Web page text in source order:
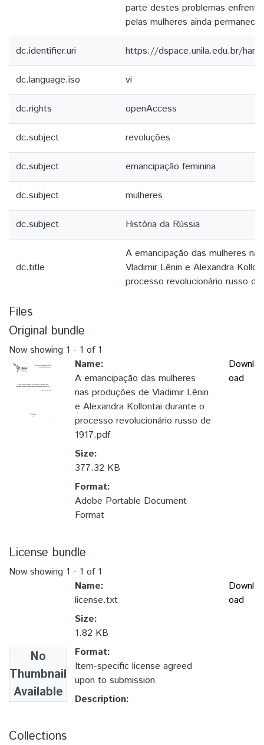
parte destes problemas
pelas mulheres ainda
dc.identifier.uri https://dspace.unila.edu.br/
dc.language.iso vi
dc.rights openAccess
dc.subject revoluções
dc.subject emancipação feminina
dc.subject mulheres
dc.subject História da Rússia
dc.title
A emancipação das mulheres
Vladimir Lênin e Alexandra
processo revolucionário russo de
Files
Original bundle
Now showing 1 - 1 of 1
Name:
A emancipação das mulheres
nas produções de Vladimir Lênin
e Alexandra Kollontai durante o
processo revolucionário russo de
1917.pdf
Size:
377.32 KB
Format:
Adobe Portable Document
Format
Downl
oad
License bundle
Now showing 1 - 1 of 1
No
Thumbnail
Available
Name:
license.txt
Size:
1.82 KB
Format:
Item-specific license agreed
upon to submission
Description:
Downl
oad
Collections